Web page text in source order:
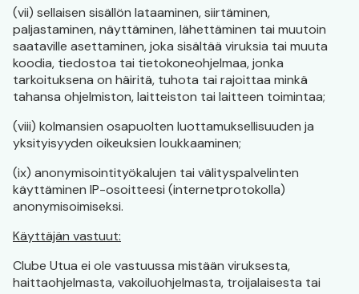
(vii) sellaisen sisällön lataaminen, siirtäminen,
paljastaminen, näyttäminen, lähettäminen tai muutoin
saataville asettaminen, joka sisältää viruksia tai muuta
koodia, tiedostoa tai tietokoneohjelmaa, jonka
tarkoituksena on häiritä, tuhota tai rajoittaa minkä
tahansa ohjelmiston, laitteiston tai laitteen toimintaa;
(viii) kolmansien osapuolten luottamuksellisuuden ja
yksityisyyden oikeuksien loukkaaminen;
(ix) anonymisointityökalujen tai välityspalvelinten
käyttäminen IP-osoitteesi (internetprotokolla)
anonymisoimiseksi.
Käyttäjän vastuut:
Clube Utua ei ole vastuussa mistään viruksesta,
haittaohjelmasta, vakoiluohjelmasta, troijalaisesta tai